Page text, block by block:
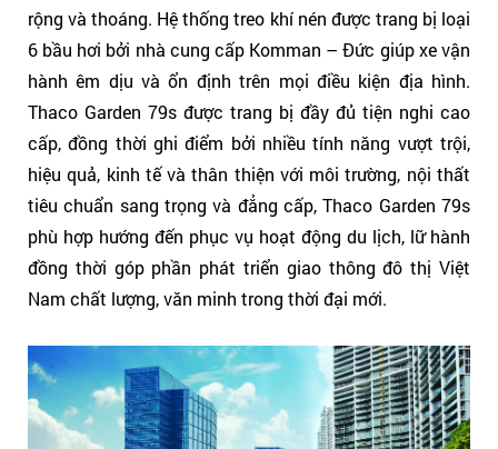
rộng và thoáng. Hệ thống treo khí nén được trang bị loại
6 bầu hơi bởi nhà cung cấp Komman – Đức giúp xe vận
hành êm dịu và ổn định trên mọi điều kiện địa hình.
Thaco Garden 79s được trang bị đầy đủ tiện nghi cao
cấp, đồng thời ghi điểm bởi nhiều tính năng vượt trội,
hiệu quả, kinh tế và thân thiện với môi trường, nội thất
tiêu chuẩn sang trọng và đẳng cấp, Thaco Garden 79s
phù hợp hướng đến phục vụ hoạt động du lịch, lữ hành
đồng thời góp phần phát triển giao thông đô thị Việt
Nam chất lượng, văn minh trong thời đại mới.